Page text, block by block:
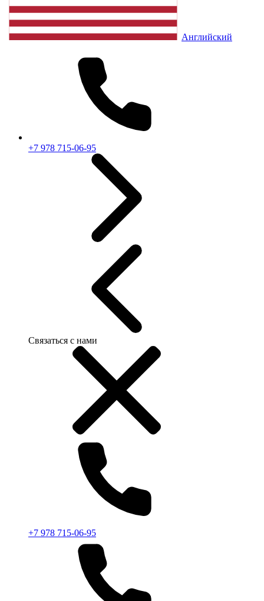
Английский
+7 978 715-06-95
Связаться с нами
+7 978 715-06-95